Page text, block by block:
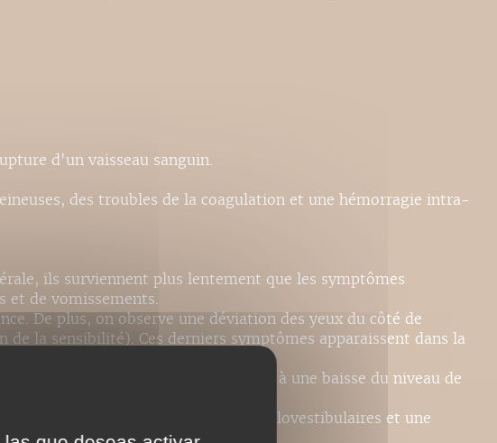
d'un vaisseau sanguin.
des troubles de la coagulation et une hémorragie intra-
ils surviennent plus lentement que les symptômes
et de vomissements.
De plus, on observe une déviation des yeux du côté de
la sensibilité). Ces derniers symptômes apparaissent dans la
controlatérale associées à une baisse du niveau de
réflexes oculocéphaliques et oculovestibulaires et une